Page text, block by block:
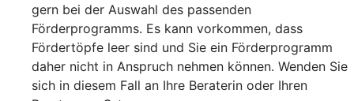
gern bei der Auswahl des passenden
Förderprogramms. Es kann vorkommen, dass
Fördertöpfe leer sind und Sie ein Förderprogramm
daher nicht in Anspruch nehmen können. Wenden Sie
sich in diesem Fall an Ihre Beraterin oder Ihren